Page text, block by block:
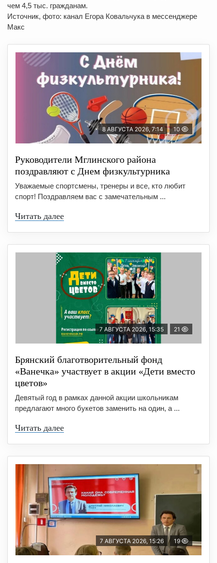
чем 4,5 тыс. гражданам.
Источник, фото: канал Егора Ковальчука в мессенджере
Макс
8 АВГУСТА 2026, 7:14 10
Руководители Мглинского района
поздравляют с Днем физкультурника
Уважаемые спортсмены, тренеры и все, кто любит
спорт! Поздравляем вас с замечательным ...
Читать далее
7 АВГУСТА 2026, 15:35 21
Брянский благотворительный фонд
«Ванечка» участвует в акции «Дети вместо
цветов»
Девятый год в рамках данной акции школьникам
предлагают много букетов заменить на один, а ...
Читать далее
7 АВГУСТА 2026, 15:26 19